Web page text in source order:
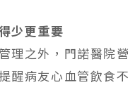
少更重要
理之外，門諾醫院
醒病友心血管飲食